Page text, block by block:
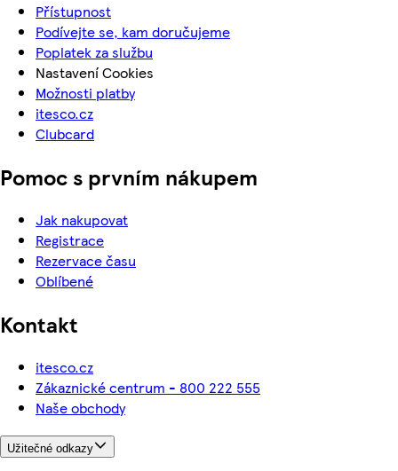
Přístupnost
Podívejte se, kam doručujeme
Poplatek za službu
Nastavení Cookies
Možnosti platby
itesco.cz
Clubcard
Pomoc s prvním nákupem
Jak nakupovat
Registrace
Rezervace času
Oblíbené
Kontakt
itesco.cz
Zákaznické centrum - 800 222 555
Naše obchody
Užitečné odkazy